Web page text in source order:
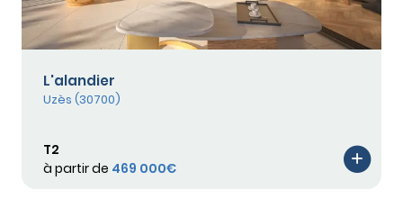
L'alandier
Uzès (30700)
T2
à partir de 469 000€